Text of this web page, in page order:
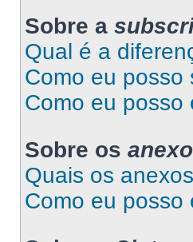
Sobre a
Qual é a
Como eu posso
Como eu posso
Sobre os
Quais os
Como eu posso